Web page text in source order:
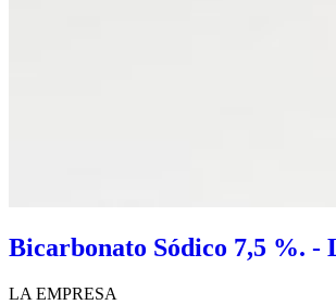
Bicarbonato Sódico 7,5 %. -
LA EMPRESA